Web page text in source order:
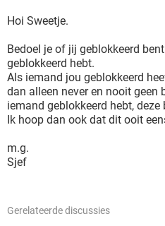
Hoi Sweetje.
Bedoel je of jij geblokkeerd
geblokkeerd hebt.
Als iemand jou geblokkeerd
dan alleen never en nooit geen
iemand geblokkeerd hebt,
Ik hoop dan ook dat dit ooit
m.g.
Sjef
Gerelateerde discussies